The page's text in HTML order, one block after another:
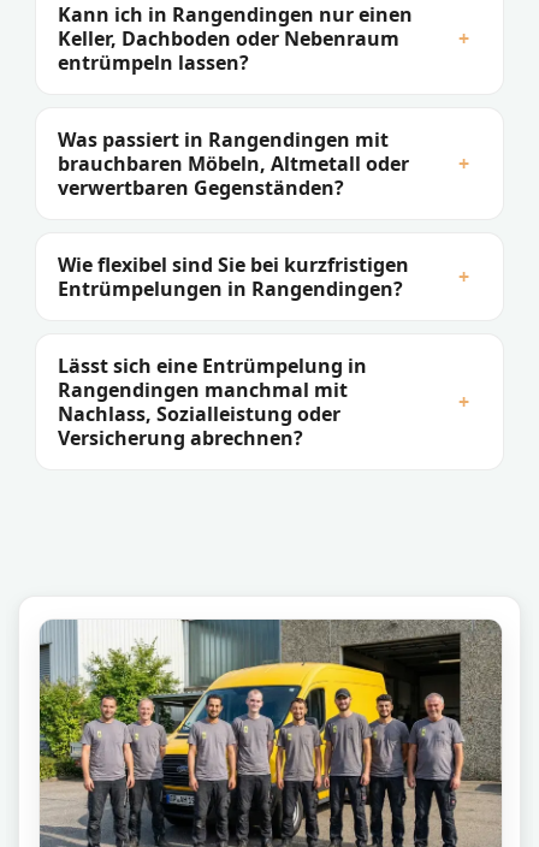
Kann ich in Rangendingen nur einen
Keller, Dachboden oder Nebenraum
entrümpeln lassen?
+
Was passiert in Rangendingen mit
brauchbaren Möbeln, Altmetall oder
verwertbaren Gegenständen?
+
Wie flexibel sind Sie bei kurzfristigen
Entrümpelungen in Rangendingen?
+
Lässt sich eine Entrümpelung in
Rangendingen manchmal mit
Nachlass, Sozialleistung oder
Versicherung abrechnen?
+